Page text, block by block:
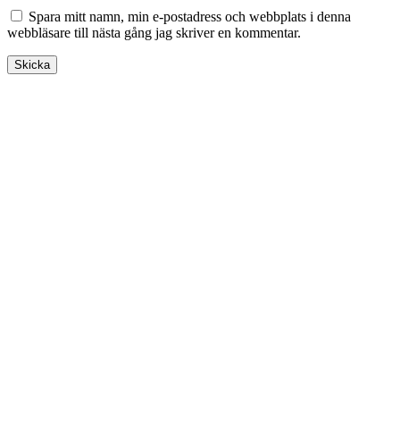
Spara mitt namn, min e-postadress och webbplats i denna
webbläsare till nästa gång jag skriver en kommentar.